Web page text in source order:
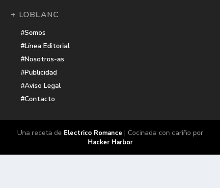
+ LOBLANC
#Somos
#Línea Editorial
#Nosotros-as
#Publicidad
#Aviso Legal
#Contacto
Una receta de Electrico Romance | Cocinada con cariño por
Hacker Harbor